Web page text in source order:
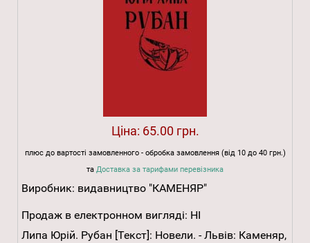
Ціна: 65.00 грн.
плюс до вартості замовленного - обробка замовлення (від 10 до 40 грн.)
та Доставка за тарифами перевізника
Виробник: видавництво "КАМЕНЯР"
Продаж в електронном вигляді: НІ
Липа Юрій. Рубан [Текст]: Новели. - Львів: Каменяр,